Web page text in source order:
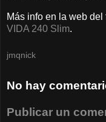
Más info en la web
VIDA 240 Slim.
jmqnick
No hay
Publicar un